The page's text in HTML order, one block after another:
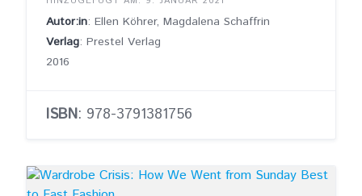
Autor:in: Ellen Köhrer, Magdalena Schaffrin
Verlag: Prestel Verlag
2016
ISBN: 978-3791381756